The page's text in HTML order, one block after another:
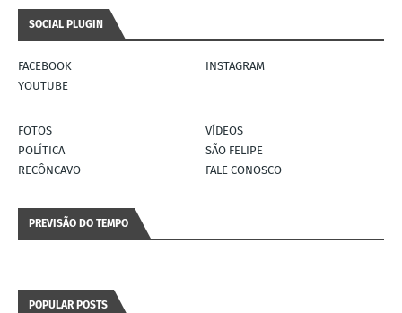
SOCIAL PLUGIN
FACEBOOK
INSTAGRAM
YOUTUBE
FOTOS
VÍDEOS
POLÍTICA
SÃO FELIPE
RECÔNCAVO
FALE CONOSCO
PREVISÃO DO TEMPO
POPULAR POSTS